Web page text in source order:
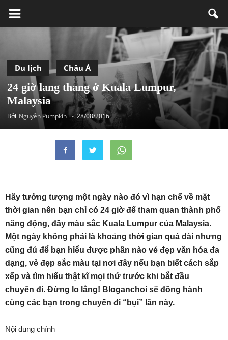
Du lịch Châu Á
24 giờ lang thang ở Kuala Lumpur,
Malaysia
Bởi Nguyễn Pumpkin - 28/08/2016
Hãy tưởng tượng một ngày nào đó vì hạn chế về mặt
thời gian nên bạn chỉ có 24 giờ để tham quan thành phố
năng động, đầy màu sắc Kuala Lumpur của Malaysia.
Một ngày không phải là khoảng thời gian quá dài nhưng
cũng đủ để bạn hiểu được phần nào vẻ đẹp văn hóa đa
dạng, vẻ đẹp sắc màu tại nơi đây nếu bạn biết cách sắp
xếp và tìm hiểu thật kĩ mọi thứ trước khi bắt đầu
chuyến đi. Đừng lo lắng! Bloganchoi sẽ đồng hành
cùng các bạn trong chuyến đi “bụi” lần này.
Nội dung chính